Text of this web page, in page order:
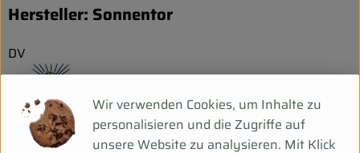
Hersteller: Sonnentor
DV
Wir verwenden Cookies, um Inhalte zu
personalisieren und die Zugriffe auf
unsere Website zu analysieren. Mit Klick